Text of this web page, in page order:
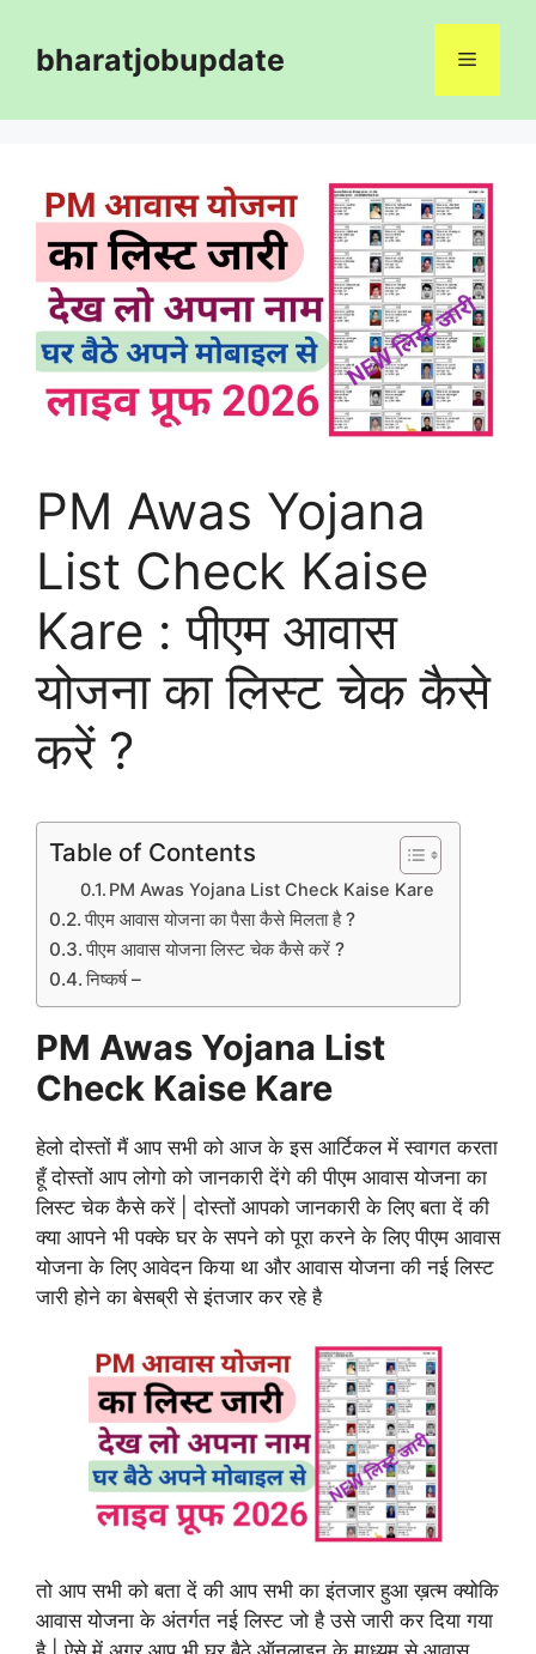
contentbharatjobupdate Menu
PM Awas Yojana
List Check Kaise
Kare : पीएम आवास
योजना का लिस्ट चेक कैसे
करें ?
Table of Contents
PM Awas Yojana List Check Kaise Kare
पीएम आवास योजना का पैसा कैसे मिलता है ?
पीएम आवास योजना लिस्ट चेक कैसे करें ?
निष्कर्ष –
PM Awas Yojana List
Check Kaise Kare
हेलो दोस्तों मैं आप सभी को आज के इस आर्टिकल में स्वागत करता
हूँ दोस्तों आप लोगो को जानकारी देंगे की पीएम आवास योजना का
लिस्ट चेक कैसे करें | दोस्तों आपको जानकारी के लिए बता दें की
क्या आपने भी पक्के घर के सपने को पूरा करने के लिए पीएम आवास
योजना के लिए आवेदन किया था और आवास योजना की नई लिस्ट
जारी होने का बेसब्री से इंतजार कर रहे है
तो आप सभी को बता दें की आप सभी का इंतजार हुआ ख़त्म क्योकि
आवास योजना के अंतर्गत नई लिस्ट जो है उसे जारी कर दिया गया